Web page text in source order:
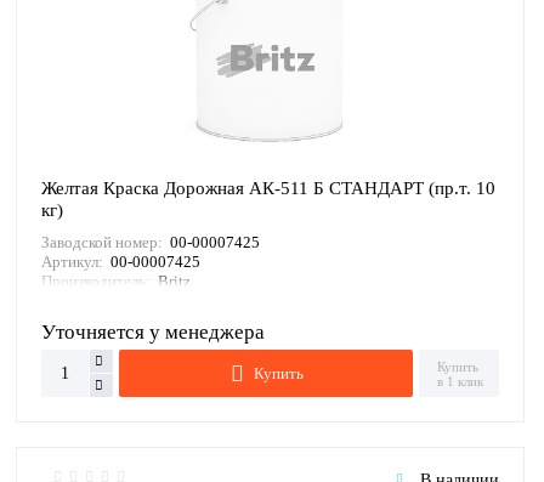
Желтая Краска Дорожная АК-511 Б СТАНДАРТ (пр.т. 10
кг)
Заводской номер: 00-00007425
Артикул: 00-00007425
Производитель: Britz
Уточняется у менеджера
Купить
Купить
в 1 клик